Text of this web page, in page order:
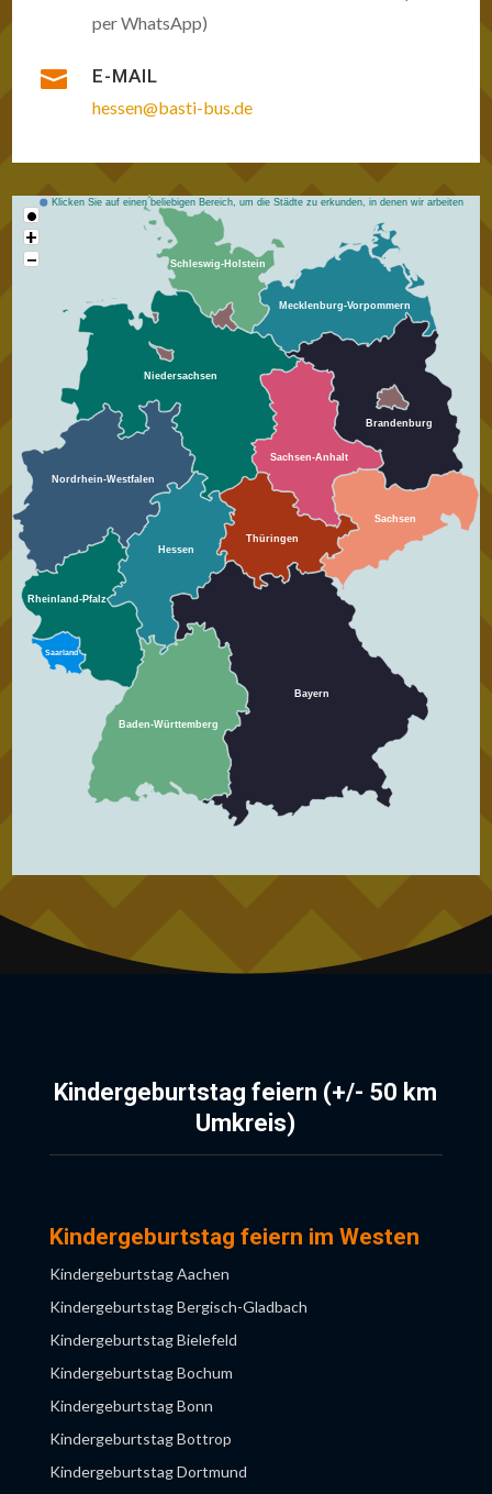
per WhatsApp)
 E-MAIL
hessen@basti-bus.de
Thüringen
Schleswig-Holstein
Sachsen-Anhalt
Sachsen
Saarland
Rheinland-Pfalz
Nordrhein-Westfalen
Niedersachsen
Mecklenburg-Vorpommern
Hessen
Brandenburg
Bayern
Baden-Württemberg
Klicken Sie auf einen beliebigen Bereich, um die Städte zu erkunden, in denen wir arbeiten
•
+
−
Kindergeburtstag feiern (+/- 50 km
Umkreis)
Kindergeburtstag feiern im Westen
Kindergeburtstag Aachen
Kindergeburtstag Bergisch-Gladbach
Kindergeburtstag Bielefeld
Kindergeburtstag Bochum
Kindergeburtstag Bonn
Kindergeburtstag Bottrop
Kindergeburtstag Dortmund